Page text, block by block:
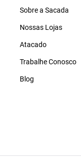
Sobre a Sacada
Nossas Lojas
Atacado
Trabalhe Conosco
Blog